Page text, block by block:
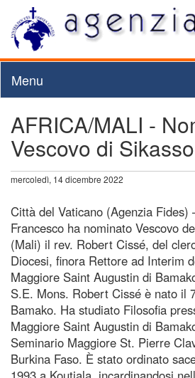
Menu
AFRICA/MALI -
Vescovo di Sikasso
mercoledì, 14 dicembre 2022
Città del Vaticano (Agenzia Fides)
Francesco ha nominato Vescovo
(Mali) il rev. Robert Cissé, del
Diocesi, finora Rettore ad Interim
Maggiore Saint Augustin di
S.E. Mons. Robert Cissé è nato il
Bamako. Ha studiato Filosofia
Maggiore Saint Augustin di
Seminario Maggiore St. Pierre
Burkina Faso. È stato ordinato